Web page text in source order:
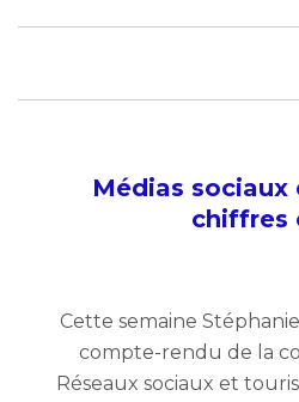
Médias sociaux
chiffres
Cette semaine
compte-rendu de la
Réseaux sociaux et